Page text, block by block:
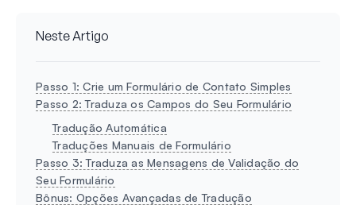
Neste Artigo
Passo 1: Crie um Formulário de Contato Simples
Passo 2: Traduza os Campos do Seu Formulário
Tradução Automática
Traduções Manuais de Formulário
Passo 3: Traduza as Mensagens de Validação do
Seu Formulário
Bônus: Opções Avançadas de Tradução